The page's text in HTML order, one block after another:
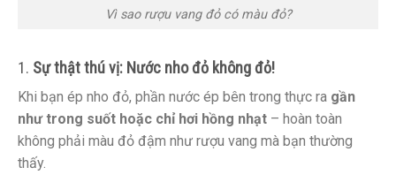
Vì sao rượu vang đỏ có màu đỏ?
1. Sự thật thú vị: Nước nho đỏ không đỏ!
Khi bạn ép nho đỏ, phần nước ép bên trong thực ra gần
như trong suốt hoặc chỉ hơi hồng nhạt – hoàn toàn
không phải màu đỏ đậm như rượu vang mà bạn thường
thấy.